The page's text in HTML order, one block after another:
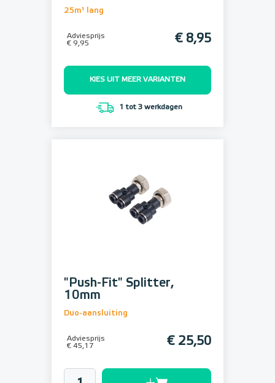
25m¹ lang
Adviesprijs
€ 9,95
€ 8,95
KIES UIT MEER VARIANTEN
1 tot 3 werkdagen
"Push-Fit" Splitter,
10mm
Duo-aansluiting
Adviesprijs
€ 45,17
€ 25,50